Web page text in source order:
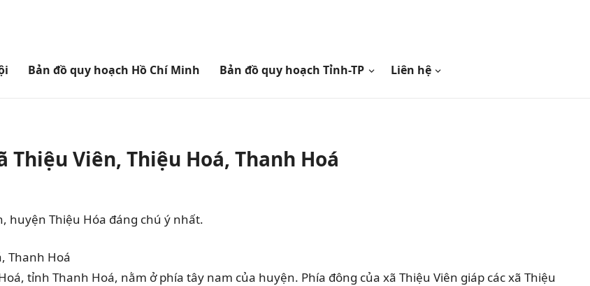
Bản đồ quy hoạch Hồ Chí Minh Bản đồ quy hoạch Tỉnh-TP Liên hệ
Viên, Thiệu Hoá, Thanh Hoá
huyện Thiệu Hóa đáng chú ý nhất.
tỉnh Thanh Hoá, nằm ở phía tây nam của huyện. Phía đông của xã Thiệu Viên giáp các xã Thiệu